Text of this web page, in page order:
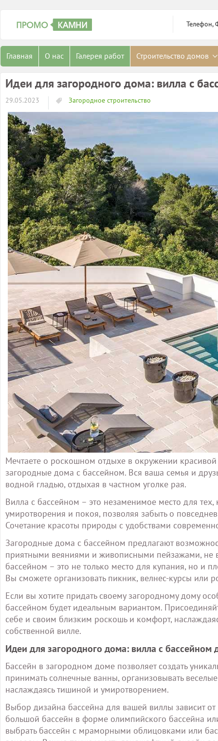
Телефон,
Главная О нас Галерея работ Строительство домов
Идеи для загородного дома: вилла с
29.05.2023 Загородное строительство
Мечтаете о роскошном отдыхе в окружении
загородные дома с бассейном. Вся ваша семья и
водной гладью, отдыхая в частном уголке рая.
Вилла с бассейном – это незаменимое место для
умиротворения и покоя, позволяя забыть о
Сочетание красоты природы с удобствами
Загородные дома с бассейном предлагают
приятными веяниями и живописными пейзажами, не
бассейном – это не только место для купания, но и
Вы сможете организовать пикник, велнес-курсы или
Если вы хотите придать своему загородному дому
бассейном будет идеальным вариантом.
себе и своим близким роскошь и комфорт,
собственной вилле.
Идеи для загородного дома: вилла с бассейном
Бассейн в загородном доме позволяет создать
принимать солнечные ванны, организовывать
наслаждаясь тишиной и умиротворением.
Выбор дизайна бассейна для вашей виллы зависит
большой бассейн в форме олимпийского бассейна
выбрать бассейн с мраморными облицовками или